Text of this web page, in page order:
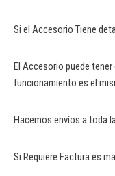
Si el Accesorio Tiene
El Accesorio puede
funcionamiento es el
Hacemos envíos a toda
Si Requiere Factura es